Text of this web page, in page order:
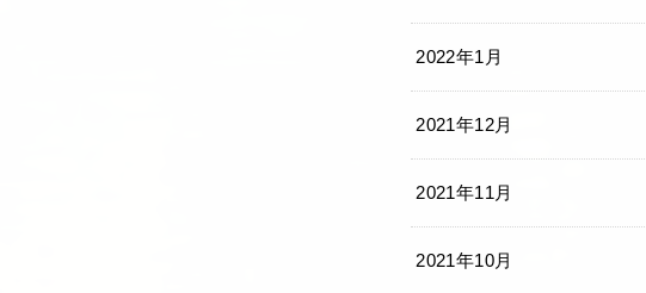
2022年1月
2021年12月
2021年11月
2021年10月